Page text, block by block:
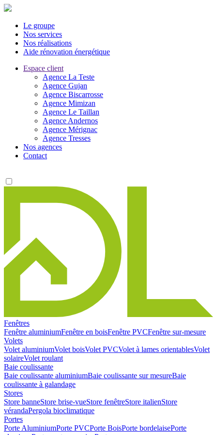
Le groupe
Nos services
Nos réalisations
Aide rénovation énergétique
Espace client
Agence La Teste
Agence Gujan
Agence Biscarrosse
Agence Mimizan
Agence Le Taillan
Agence Andernos
Agence Mérignac
Agence Tresses
Nos agences
Contact
Fenêtres
Fenêtre aluminiumFenêtre en boisFenêtre PVCFenêtre sur-mesure
Volets
Volet aluminiumVolet boisVolet PVCVolet à lames orientablesVolet
solaireVolet roulant
Baie coulissante
Baie coulissante aluminiumBaie coulissante sur mesureBaie
coulissante à galandage
Stores
Store banneStore brise-vueStore fenêtreStore italienStore
vérandaPergola bioclimatique
Portes
Porte AluminiumPorte PVCPorte BoisPorte bordelaisePorte